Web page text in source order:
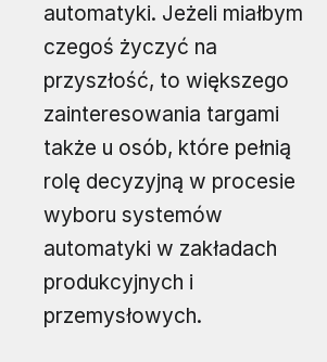
automatyki. Jeżeli miałbym
czegoś życzyć na
przyszłość, to większego
zainteresowania targami
także u osób, które pełnią
rolę decyzyjną w procesie
wyboru systemów
automatyki w zakładach
produkcyjnych i
przemysłowych.